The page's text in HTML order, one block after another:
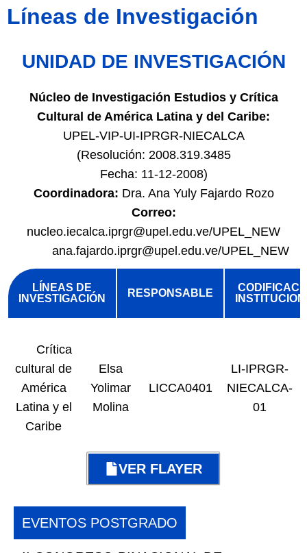
Líneas de Investigación
UNIDAD DE INVESTIGACIÓN
Núcleo de Investigación Estudios y Crítica
Cultural de América Latina y del Caribe:
UPEL-VIP-UI-IPRGR-NIECALCA
(Resolución: 2008.319.3485
Fecha: 11-12-2008)
Coordinadora: Dra. Ana Yuly Fajardo Rozo
Correo:
nucleo.iecalca.iprgr@upel.edu.ve/UPEL_NEW
ana.fajardo.iprgr@upel.edu.ve/UPEL_NEW
LÍNEAS DE
INVESTIGACIÓN
RESPONSABLE
Crítica
cultural de
América
Latina y el
Caribe
Elsa
Yolimar
Molina
LICCA0401
LI-IPRGR-
NIECALCA-
01
VER FLAYER
EVENTOS POSTGRADO